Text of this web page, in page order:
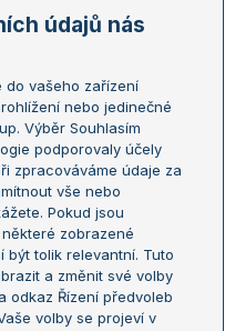
Open
Open
mistrů
mistryň
údajů nás
do vašeho zařízení
nebo jedinečné
Výběr Souhlasím
podporovaly účely
zpracováváme údaje za
vše nebo
Pokud jsou
zobrazené
být tolik relevantní. Tuto
a změnit své volby
odkaz Řízení předvoleb
volby se projeví v